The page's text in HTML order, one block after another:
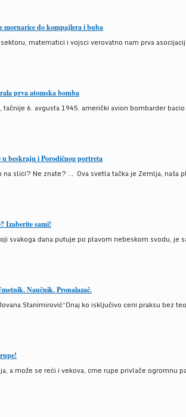
mornarice do kompajlera i buba
matematici i vojsci verovatno nam prva
prva atomska bomba
tačnije 6. avgusta 1945. američki avion bombarder
u beskraju i Porodičnog portreta
na slici? Ne znate? … Ova svetla tačka je Zemlja,
Izaberite sami!
svakoga dana putuje po plavom nebeskom svodu,
Naučnik. Pronalazač.
Stanimirović“Onaj ko isključivo ceni praksu bez
a može se reći i vekova, crne rupe privlače ogromnu